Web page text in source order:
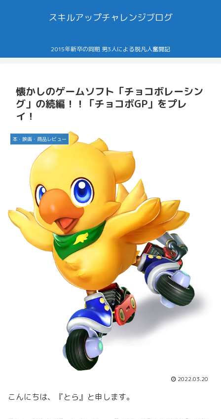
スキルアップチャレンジブログ
2015年新卒の同期 男3人による脱凡人奮闘記
懐かしのゲームソフト「チョコボレーシン
グ」の続編！！「チョコボGP」をプレ
イ！
本・映画・商品レビュー
2022.03.20
こんにちは、『とら』と申します。